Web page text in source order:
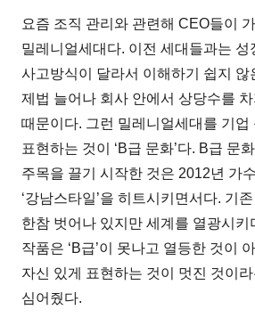
요즘 조직 관리와 관련해 CEO들이
밀레니얼세대다. 이전 세대들과는 성
사고방식이 달라서 이해하기 쉽지 않
제법 늘어나 회사 안에서 상당수를 차
때문이다. 그런 밀레니얼세대를 기업
표현하는 것이 ‘B급 문화’다. B급 문
주목을 끌기 시작한 것은 2012년 가
‘강남스타일’을 히트시키면서다. 기
한참 벗어나 있지만 세계를 열광시키
작품은 ‘B급’이 못나고 열등한 것이
자신 있게 표현하는 것이 멋진 것이
심어줬다.